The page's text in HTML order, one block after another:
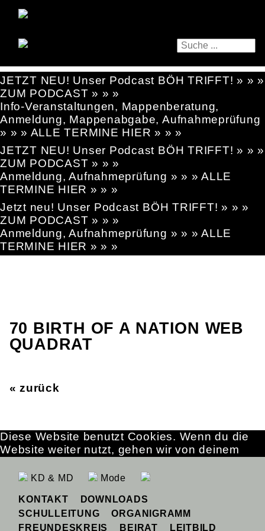
JETZT NEU! Unser Podcast BÖH TRIFFT! » » »
ZUM PODCAST » » »
Info-Veranstaltungen, Mappenberatung,
Anmeldung, Mappenabgabe, Aufnahmeprüfung
» » » ALLE TERMINE HIER » » »
JETZT NEU! Unser Podcast BÖH TRIFFT! » » »
ZUM PODCAST » » »
Anmeldung, Aufnahmeprüfung » » » ALLE
TERMINE HIER » » »
Jetzt neu! Unser Podcast BÖH TRIFFT! » » »
ZUM PODCAST » » »
Anmeldung, Aufnahmeprüfung » » » ALLE
TERMINE HIER » » »
70 BIRTH OF A NATION WEB
QUADRAT
« zurück
KD & MD Mode
KONTAKT
DOWNLOADS
SCHULLEITUNG
ORGANIGRAMM
FREUNDESKREIS
BEIRAT LEITBILD
Diese Website benutzt Cookies. Wenn du die
Website weiter nutzt, gehen wir von deinem